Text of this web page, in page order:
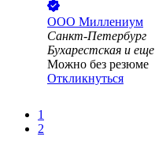
ООО Миллениум
Санкт-Петербург
Бухарестская и еще
Можно без резюме
Откликнуться
1
2